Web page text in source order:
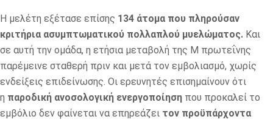
Η μελέτη εξέτασε επίσης 134 άτομα που πληρούσαν
κριτήρια ασυμπτωματικού πολλαπλού μυελώματος. Και
σε αυτή την ομάδα, η ετήσια μεταβολή της M πρωτεΐνης
παρέμεινε σταθερή πριν και μετά τον εμβολιασμό, χωρίς
ενδείξεις επιδείνωσης. Οι ερευνητές επισημαίνουν ότι
η παροδική ανοσολογική ενεργοποίηση που προκαλεί το
εμβόλιο δεν φαίνεται να επηρεάζει τον προϋπάρχοντα